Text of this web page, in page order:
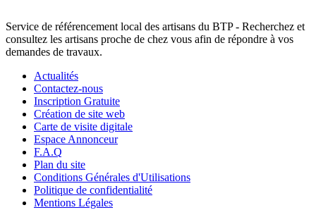
Service de référencement local des artisans du BTP - Recherchez et
consultez les artisans proche de chez vous afin de répondre à vos
demandes de travaux.
Actualités
Contactez-nous
Inscription Gratuite
Création de site web
Carte de visite digitale
Espace Annonceur
F.A.Q
Plan du site
Conditions Générales d'Utilisations
Politique de confidentialité
Mentions Légales